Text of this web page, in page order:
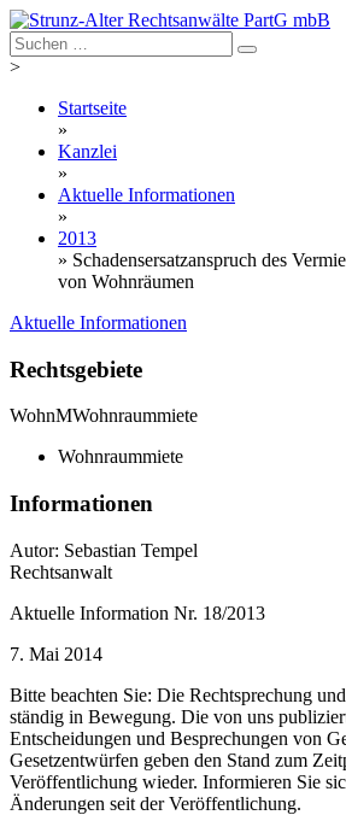
Skip
to
content
>
Startseite
»
Kanzlei
»
Aktuelle Informationen
»
2013
» Schadensersatzanspruch des
von Wohnräumen
Aktuelle Informationen
Rechtsgebiete
WohnMWohnraummiete
Wohnraummiete
Informationen
Autor: Sebastian Tempel
Rechtsanwalt
Aktuelle Information Nr. 18/2013
7. Mai 2014
Bitte beachten Sie: Die Rechtsprechung
ständig in Bewegung. Die von uns
Entscheidungen und Besprechungen von
Gesetzentwürfen geben den Stand zum
Veröffentlichung wieder. Informieren Sie
Änderungen seit der Veröffentlichung.